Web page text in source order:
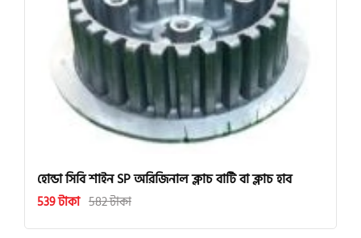
হোন্ডা সিবি শাইন SP অরিজিনাল ক্লাচ বাটি বা ক্লাচ হাব
539 টাকা 582 টাকা